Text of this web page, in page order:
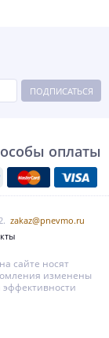
ПОДПИСАТЬСЯ
оплаты
zakaz@pnevmo.ru
сайте носят
изменены